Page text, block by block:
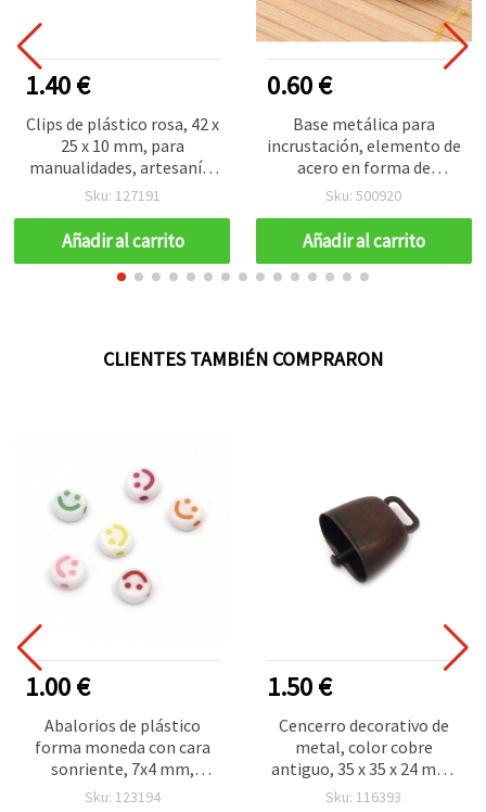
1.40 €
Clips de plástico rosa, 42 x
25 x 10 mm, para
manualidades, artesanía,
costura y scrapbooking –
Sku: 127191
Añadir al carrito
0.60 €
Base metálica para
incrustación, elemento de
acero en forma de
corazón, 15x11x1,5 mm,
Sku: 500920
Añadir al carrito
CLIENTES TAMBIÉN COMPRARON
1.00 €
Abalorios de plástico
forma moneda con cara
sonriente, 7x4 mm,
agujero 1,5 mm, colores
Sku: 123194
1.50 €
Cencerro decorativo de
metal, color cobre
antiguo, 35 x 35 x 24 mm,
agujero 14 mm, para
Sku: 116393